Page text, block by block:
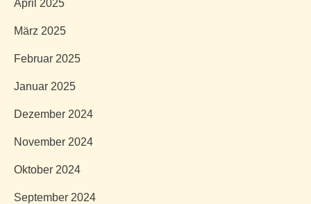
April 2025
März 2025
Februar 2025
Januar 2025
Dezember 2024
November 2024
Oktober 2024
September 2024